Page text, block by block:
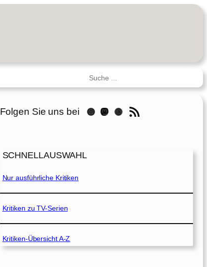
Suchen
Folgen Sie uns bei Instagram Mastodon Threads RSS-Feed
SCHNELLAUSWAHL
Nur ausführliche Kritiken
Kritiken zu TV-Serien
Kritiken-Übersicht A-Z